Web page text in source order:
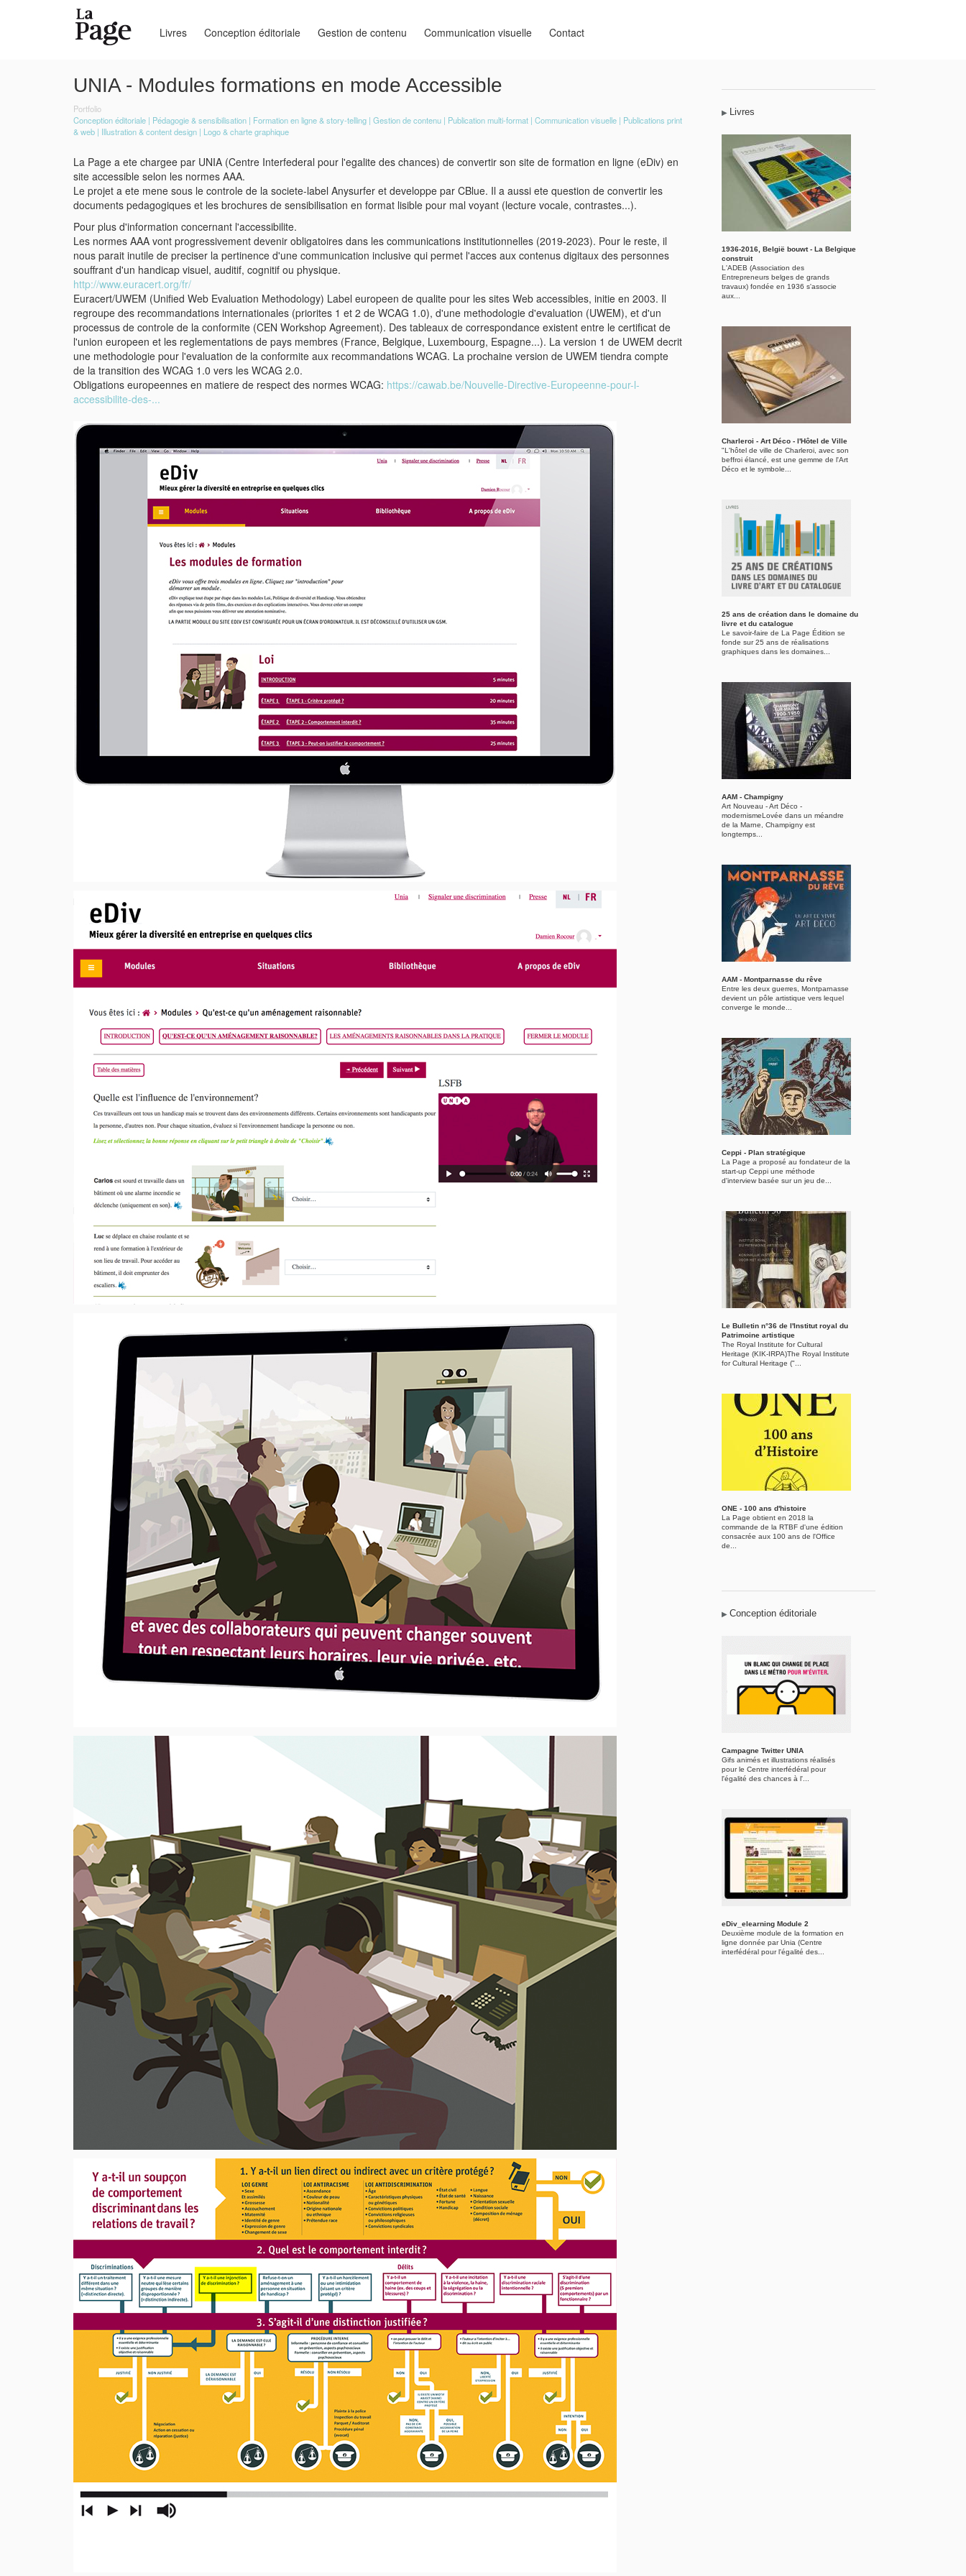
Livres Conception éditoriale Gestion de contenu Communication visuelle Contact
UNIA - Modules formations en mode Accessible
Portfolio
Conception éditoriale
Pédagogie & sensibilisation Formation en ligne & story-telling Gestion de contenu Publication multi-format Communication visuelle
Publications print
& web
Illustration & content design Logo & charte graphique
La Page a ete chargee par UNIA (Centre Interfederal pour l'egalite des chances) de convertir son site de formation en ligne (eDiv) en
site accessible selon les normes AAA.
Le projet a ete mene sous le controle de la societe-label Anysurfer et developpe par CBlue. Il a aussi ete question de convertir les
documents pedagogiques et les brochures de sensibilisation en format lisible pour mal voyant (lecture vocale, contrastes...).
Pour plus d'information concernant l'accessibilite.
Les normes AAA vont progressivement devenir obligatoires dans les communications institutionnelles (2019-2023). Pour le reste, il
nous parait inutile de preciser la pertinence d'une communication inclusive qui permet l'acces aux contenus digitaux des personnes
souffrant d'un handicap visuel, auditif, cognitif ou physique.
http://www.euracert.org/fr/
Euracert/UWEM (Unified Web Evaluation Methodology) Label europeen de qualite pour les sites Web accessibles, initie en 2003. Il
regroupe des recommandations internationales (priorites 1 et 2 de WCAG 1.0), d'une methodologie d'evaluation (UWEM), et d'un
processus de controle de la conformite (CEN Workshop Agreement). Des tableaux de correspondance existent entre le certificat de
l'union europeen et les reglementations de pays membres (France, Belgique, Luxembourg, Espagne...). La version 1 de UWEM decrit
une methodologie pour l'evaluation de la conformite aux recommandations WCAG. La prochaine version de UWEM tiendra compte
de la transition des WCAG 1.0 vers les WCAG 2.0.
Obligations europeennes en matiere de respect des normes WCAG: https://cawab.be/Nouvelle-Directive-Europeenne-pour-l-
accessibilite-des-...
Livres
1936-2016, België bouwt - La Belgique
construit
L'ADEB (Association des
Entrepreneurs belges de grands
travaux) fondée en 1936 s'associe
aux...
Charleroi - Art Déco - l'Hôtel de Ville
"L'hôtel de ville de Charleroi, avec son
beffroi élancé, est une gemme de l'Art
Déco et le symbole...
25 ans de création dans le domaine du
livre et du catalogue
Le savoir-faire de La Page Édition se
fonde sur 25 ans de réalisations
graphiques dans les domaines...
AAM - Champigny
Art Nouveau - Art Déco -
modernismeLovée dans un méandre
de la Marne, Champigny est
longtemps...
AAM - Montparnasse du rêve
Entre les deux guerres, Montparnasse
devient un pôle artistique vers lequel
converge le monde...
Ceppi - Plan stratégique
La Page a proposé au fondateur de la
start-up Ceppi une méthode
d'interview basée sur un jeu de...
Le Bulletin n°36 de l'Institut royal du
Patrimoine artistique
The Royal Institute for Cultural
Heritage (KIK-IRPA)The Royal Institute
for Cultural Heritage ("...
ONE - 100 ans d'histoire
La Page obtient en 2018 la
commande de la RTBF d'une édition
consacrée aux 100 ans de l'Office
de...
Conception éditoriale
Campagne Twitter UNIA
Gifs animés et illustrations réalisés
pour le Centre interfédéral pour
l'égalité des chances à l'...
eDiv_elearning Module 2
Deuxième module de la formation en
ligne donnée par Unia (Centre
interfédéral pour l'égalité des...